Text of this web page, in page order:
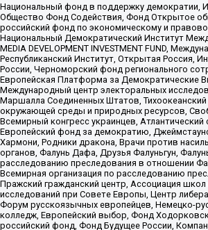
Национальный фонд в поддержку демократии,
Общество Фонд Содействия, Фонд Открытое
российский фонд по экономическому и
Национальный Демократический Институт
MEDIA DEVELOPMENT INVESTMENT FUND,
Республиканский Институт, Открытая Россия,
России, Черноморский фонд регионального
Европейская Платформа за Демократические
Международный центр электоральных
Маршалла Соединенных Штатов,
окружающей среды и природных ресурсов,
Всемирный конгресс украинцев, Атлантический
Европейский фонд за демократию,
Хармони, Родники дракона, Врачи против
органов, Фалунь Дафа, Друзья Фалуньгун,
расследованию преследования в отношении
Всемирная организация по расследованию
Пражский гражданский центр, Ассоциация школ
исследований при Совете Европы, Центр
Форум русскоязычных европейцев, Немецко-
колледж, Европейский выбор, Фонд
российский фонд, Фонд Будущее России,